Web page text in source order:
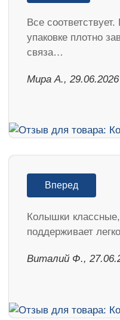
Все
упаковке плотно
связа…
Мира А., 29.06.2026
Вперед
Колышки
поддерживает
Виталий Ф.,